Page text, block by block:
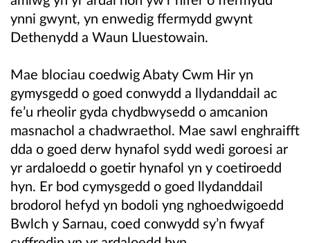
ynni gwynt, yn enwedig ffermydd gwynt
Dethenydd a Waun Lluestowain.
Mae blociau coedwig Abaty Cwm Hir yn
gymysgedd o goed conwydd a llydanddail ac
fe’u rheolir gyda chydbwysedd o amcanion
masnachol a chadwraethol. Mae sawl enghraifft
dda o goed derw hynafol sydd wedi goroesi ar
yr ardaloedd o goetir hynafol yn y coetiroedd
hyn. Er bod cymysgedd o goed llydanddail
brodorol hefyd yn bodoli yng nghoedwigoedd
Bwlch y Sarnau, coed conwydd sy’n fwyaf